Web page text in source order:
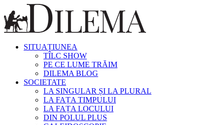
SITUAȚIUNEA
TÎLC SHOW
PE CE LUME TRĂIM
DILEMA BLOG
SOCIETATE
LA SINGULAR ȘI LA PLURAL
LA FAȚA TIMPULUI
LA FAȚA LOCULUI
DIN POLUL PLUS